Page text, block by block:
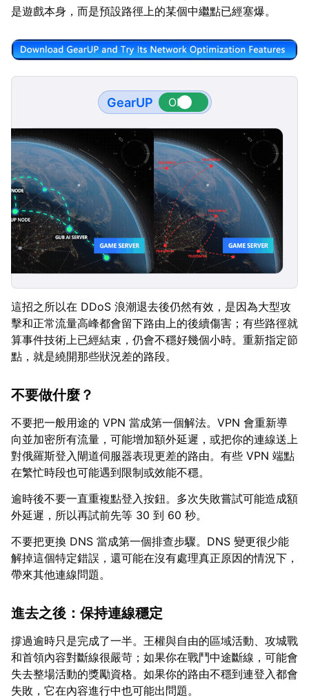
是遊戲本身，而是預設路徑上的某個中繼點已經塞爆。
GearUP
這招之所以在 DDoS 浪潮退去後仍然有效，是因為大型攻
擊和正常流量高峰都會留下路由上的後續傷害；有些路徑就
算事件技術上已經結束，仍會不穩好幾個小時。重新指定節
點，就是繞開那些狀況差的路段。
不要做什麼？
不要把一般用途的 VPN 當成第一個解法。VPN 會重新導
向並加密所有流量，可能增加額外延遲，或把你的連線送上
對俄羅斯登入閘道伺服器表現更差的路由。有些 VPN 端點
在繁忙時段也可能遇到限制或效能不穩。
逾時後不要一直重複點登入按鈕。多次失敗嘗試可能造成額
外延遲，所以再試前先等 30 到 60 秒。
不要把更換 DNS 當成第一個排查步驟。DNS 變更很少能
解掉這個特定錯誤，還可能在沒有處理真正原因的情況下，
帶來其他連線問題。
進去之後：保持連線穩定
撐過逾時只是完成了一半。王權與自由的區域活動、攻城戰
和首領內容對斷線很嚴苛；如果你在戰鬥中途斷線，可能會
失去整場活動的獎勵資格。如果你的路由不穩到連登入都會
失敗，它在內容進行中也可能出問題。